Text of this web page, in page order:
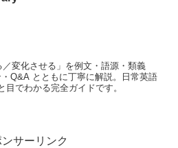
／変化させる」を例文・語源・類義
Q&A とともに丁寧に解説。日常英語
目でわかる完全ガイドです。
ンサーリンク